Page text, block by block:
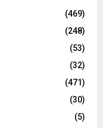
(469)
(248)
(53)
(32)
(471)
(30)
(5)